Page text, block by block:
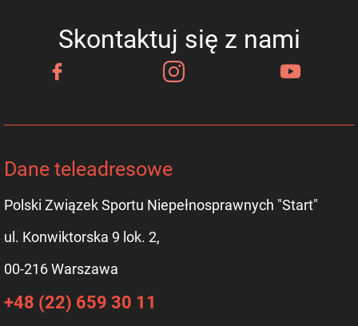
Skontaktuj się z nami
Dane teleadresowe
Polski Związek Sportu Niepełnosprawnych "Start"
ul. Konwiktorska 9 lok. 2,
00-216 Warszawa
+48 (22) 659 30 11